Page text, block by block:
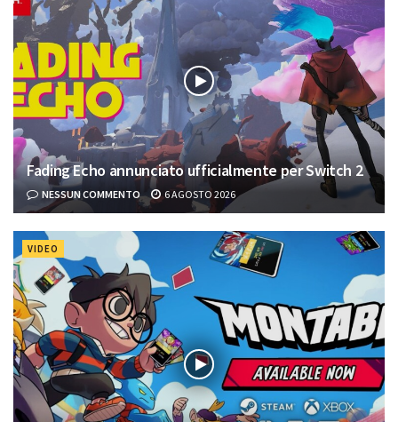
Fading Echo annunciato ufficialmente per Switch 2
NESSUN COMMENTO 6 AGOSTO 2026
VIDEO